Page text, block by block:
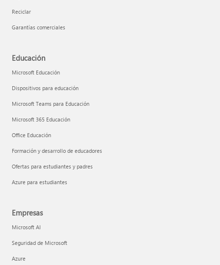
Reciclar
Garantías comerciales
Educación
Microsoft Educación
Dispositivos para educación
Microsoft Teams para Educación
Microsoft 365 Educación
Office Educación
Formación y desarrollo de educadores
Ofertas para estudiantes y padres
Azure para estudiantes
Empresas
Microsoft AI
Seguridad de Microsoft
Azure